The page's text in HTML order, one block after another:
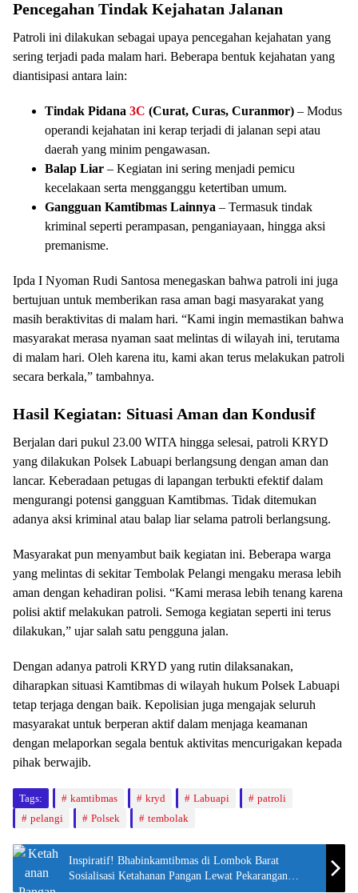
Pencegahan Tindak Kejahatan Jalanan
Patroli ini dilakukan sebagai upaya pencegahan kejahatan yang
sering terjadi pada malam hari. Beberapa bentuk kejahatan yang
diantisipasi antara lain:
Tindak Pidana 3C (Curat, Curas, Curanmor) – Modus
operandi kejahatan ini kerap terjadi di jalanan sepi atau
daerah yang minim pengawasan.
Balap Liar – Kegiatan ini sering menjadi pemicu
kecelakaan serta mengganggu ketertiban umum.
Gangguan Kamtibmas Lainnya – Termasuk tindak
kriminal seperti perampasan, penganiayaan, hingga aksi
premanisme.
Ipda I Nyoman Rudi Santosa menegaskan bahwa patroli ini juga
bertujuan untuk memberikan rasa aman bagi masyarakat yang
masih beraktivitas di malam hari. “Kami ingin memastikan bahwa
masyarakat merasa nyaman saat melintas di wilayah ini, terutama
di malam hari. Oleh karena itu, kami akan terus melakukan patroli
secara berkala,” tambahnya.
Hasil Kegiatan: Situasi Aman dan Kondusif
Berjalan dari pukul 23.00 WITA hingga selesai, patroli KRYD
yang dilakukan Polsek Labuapi berlangsung dengan aman dan
lancar. Keberadaan petugas di lapangan terbukti efektif dalam
mengurangi potensi gangguan Kamtibmas. Tidak ditemukan
adanya aksi kriminal atau balap liar selama patroli berlangsung.
Masyarakat pun menyambut baik kegiatan ini. Beberapa warga
yang melintas di sekitar Tembolak Pelangi mengaku merasa lebih
aman dengan kehadiran polisi. “Kami merasa lebih tenang karena
polisi aktif melakukan patroli. Semoga kegiatan seperti ini terus
dilakukan,” ujar salah satu pengguna jalan.
Dengan adanya patroli KRYD yang rutin dilaksanakan,
diharapkan situasi Kamtibmas di wilayah hukum Polsek Labuapi
tetap terjaga dengan baik. Kepolisian juga mengajak seluruh
masyarakat untuk berperan aktif dalam menjaga keamanan
dengan melaporkan segala bentuk aktivitas mencurigakan kepada
pihak berwajib.
Tags: kamtibmas kryd Labuapi
patroli
pelangi
Polsek tembolak
Inspiratif! Bhabinkamtibmas di Lombok Barat
Sosialisasi Ketahanan Pangan Lewat Pekarangan